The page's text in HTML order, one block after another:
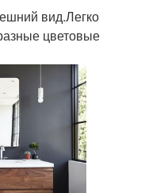
вид.Легко
цветовые